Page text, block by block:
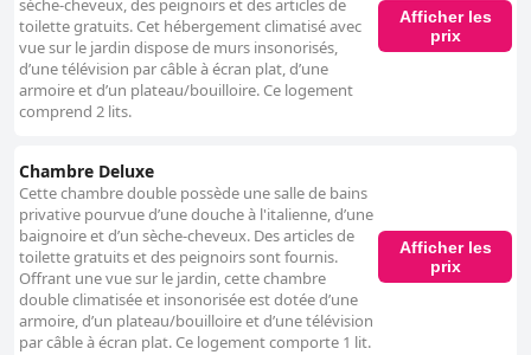
sèche-cheveux, des peignoirs et des articles de
toilette gratuits. Cet hébergement climatisé avec
vue sur le jardin dispose de murs insonorisés,
d’une télévision par câble à écran plat, d’une
armoire et d’un plateau/bouilloire. Ce logement
comprend 2 lits.
Afficher les
prix
Chambre Deluxe
Cette chambre double possède une salle de bains
privative pourvue d’une douche à l'italienne, d’une
baignoire et d’un sèche-cheveux. Des articles de
toilette gratuits et des peignoirs sont fournis.
Offrant une vue sur le jardin, cette chambre
double climatisée et insonorisée est dotée d’une
armoire, d’un plateau/bouilloire et d’une télévision
par câble à écran plat. Ce logement comporte 1 lit.
Afficher les
prix